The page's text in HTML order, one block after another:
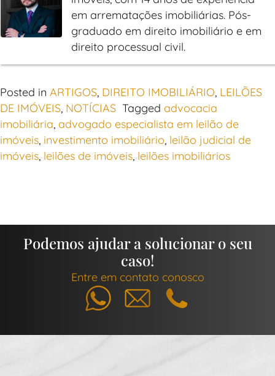
em arrematações imobiliárias. Pós-
graduado em direito imobiliário e em
direito processual civil.
Posted in ARTIGOS DIREITO IMOBILIÁRIO LEILÕES
DE IMÓVEIS NOTÍCIAS Tagged advocacia
imobiliária advogado especialista em leilão de
imóveis investimento imobiliário leilão judicial de
imóveis leilões de imóveis leilões imobiliários
Podemos ajudar a solucionar o seu
caso!
Entre em contato conosco
WhatsappE-mail